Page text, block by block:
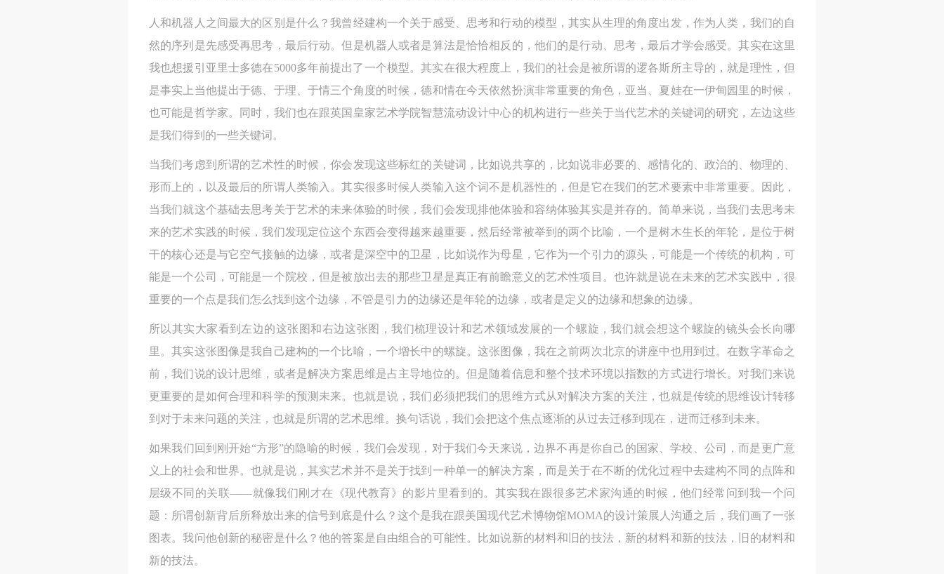
人和机器人之间最大的区别是什么？我曾经建构一个关于感受、思考和行动的模型，其实从生理的角度出发，作为人类，我们的自
然的序列是先感受再思考，最后行动。但是机器人或者是算法是恰恰相反的，他们的是行动、思考，最后才学会感受。其实在这里
我也想援引亚里士多德在5000多年前提出了一个模型。其实在很大程度上，我们的社会是被所谓的逻各斯所主导的，就是理性，但
是事实上当他提出于德、于理、于情三个角度的时候，德和情在今天依然扮演非常重要的角色，亚当、夏娃在一伊甸园里的时候，
也可能是哲学家。同时，我们也在跟英国皇家艺术学院智慧流动设计中心的机构进行一些关于当代艺术的关键词的研究，左边这些
是我们得到的一些关键词。
当我们考虑到所谓的艺术性的时候，你会发现这些标红的关键词，比如说共享的，比如说非必要的、感情化的、政治的、物理的、
形而上的，以及最后的所谓人类输入。其实很多时候人类输入这个词不是机器性的，但是它在我们的艺术要素中非常重要。因此，
当我们就这个基础去思考关于艺术的未来体验的时候，我们会发现排他体验和容纳体验其实是并存的。简单来说，当我们去思考未
来的艺术实践的时候，我们发现定位这个东西会变得越来越重要，然后经常被举到的两个比喻，一个是树木生长的年轮，是位于树
干的核心还是与它空气接触的边缘，或者是深空中的卫星，比如说作为母星，它作为一个引力的源头，可能是一个传统的机构，可
能是一个公司，可能是一个院校，但是被放出去的那些卫星是真正有前瞻意义的艺术性项目。也许就是说在未来的艺术实践中，很
重要的一个点是我们怎么找到这个边缘，不管是引力的边缘还是年轮的边缘，或者是定义的边缘和想象的边缘。
所以其实大家看到左边的这张图和右边这张图，我们梳理设计和艺术领域发展的一个螺旋，我们就会想这个螺旋的镜头会长向哪
里。其实这张图像是我自己建构的一个比喻，一个增长中的螺旋。这张图像，我在之前两次北京的讲座中也用到过。在数字革命之
前，我们说的设计思维，或者是解决方案思维是占主导地位的。但是随着信息和整个技术环境以指数的方式进行增长。对我们来说
更重要的是如何合理和科学的预测未来。也就是说，我们必须把我们的思维方式从对解决方案的关注，也就是传统的思维设计转移
到对于未来问题的关注，也就是所谓的艺术思维。换句话说，我们会把这个焦点逐渐的从过去迁移到现在，进而迁移到未来。
如果我们回到刚开始“方形”的隐喻的时候，我们会发现，对于我们今天来说，边界不再是你自己的国家、学校、公司，而是更广意
义上的社会和世界。也就是说，其实艺术并不是关于找到一种单一的解决方案，而是关于在不断的优化过程中去建构不同的点阵和
层级不同的关联——就像我们刚才在《现代教育》的影片里看到的。其实我在跟很多艺术家沟通的时候，他们经常问到我一个问
题：所谓创新背后所释放出来的信号到底是什么？这个是我在跟美国现代艺术博物馆MOMA的设计策展人沟通之后，我们画了一张
图表。我问他创新的秘密是什么？他的答案是自由组合的可能性。比如说新的材料和旧的技法，新的材料和新的技法，旧的材料和
新的技法。
安全保险。活动中一旦出现事故，活动中任何非事故当事人及美术馆将不承
担人身事故的任何责任，但有互相援助的义务。参加活动的成员应当积极主
动的组织实施救援工作，但对事故本身不承担任何法律责任和经济责任。参
加本次活动者的人身安全不负有民事及相关连带责任。
第五条
何非事故当事人及美术馆将不承担相应的责任与损失，应由参与活动者根据
相应的法律条文、组织规定进行协商和赔偿。并追究相应的法律责任和经济
责任。
第六条
参与活动者在参与活动时应当在美术馆工作人员及活动导师、教师指导下进
行，并正确的使用活动中所涉及到的绘画工具、创作材料及配套设备、设
施，若参与者因个人原因在使用相应绘画工具、创作材料及配套设备、设施
造成个人受伤、伤害他人及造成相应工具、材料、设备或设施的故障或损
根据《中华人民共和国广告法》、《中华人民共和国民法通则》以及 最高人
民法院关于贯彻执行 《中华人民共和国民法通则》若干问题的意见（试行）>
的有关规定，为明确肖像许可方（甲方）和使用方（乙方）的权利义务关
系，经双方友好协商，甲乙双方就带有甲方肖像的作品的使用达成如下一致
协议：
一、 一般约定
安全保险。活动中一旦出现事故，活动中任何非事故当事人及美术馆将不承
担人身事故的任何责任，但有互相援助的义务。参加活动的成员应当积极主
动的组织实施救援工作，但对事故本身不承担任何法律责任和经济责任。参
加本次活动者的人身安全不负有民事及相关连带责任。
第五条
何非事故当事人及美术馆将不承担相应的责任与损失，应由参与活动者根据
相应的法律条文、组织规定进行协商和赔偿。并追究相应的法律责任和经济
责任。
第六条
参与活动者在参与活动时应当在美术馆工作人员及活动导师、教师指导下进
行，并正确的使用活动中所涉及到的绘画工具、创作材料及配套设备、设
施，若参与者因个人原因在使用相应绘画工具、创作材料及配套设备、设施
造成个人受伤、伤害他人及造成相应工具、材料、设备或设施的故障或损
根据《中华人民共和国广告法》、《中华人民共和国民法通则》以及 最高人
民法院关于贯彻执行 《中华人民共和国民法通则》若干问题的意见（试行）>
的有关规定，为明确肖像许可方（甲方）和使用方（乙方）的权利义务关
系，经双方友好协商，甲乙双方就带有甲方肖像的作品的使用达成如下一致
协议：
一、 一般约定
安全保险。活动中一旦出现事故，活动中任何非事故当事人及美术馆将不承
担人身事故的任何责任，但有互相援助的义务。参加活动的成员应当积极主
动的组织实施救援工作，但对事故本身不承担任何法律责任和经济责任。参
加本次活动者的人身安全不负有民事及相关连带责任。
第五条
何非事故当事人及美术馆将不承担相应的责任与损失，应由参与活动者根据
相应的法律条文、组织规定进行协商和赔偿。并追究相应的法律责任和经济
责任。
第六条
参与活动者在参与活动时应当在美术馆工作人员及活动导师、教师指导下进
行，并正确的使用活动中所涉及到的绘画工具、创作材料及配套设备、设
施，若参与者因个人原因在使用相应绘画工具、创作材料及配套设备、设施
造成个人受伤、伤害他人及造成相应工具、材料、设备或设施的故障或损
根据《中华人民共和国广告法》、《中华人民共和国民法通则》以及 最高人
民法院关于贯彻执行 《中华人民共和国民法通则》若干问题的意见（试行）>
的有关规定，为明确肖像许可方（甲方）和使用方（乙方）的权利义务关
系，经双方友好协商，甲乙双方就带有甲方肖像的作品的使用达成如下一致
协议：
一、 一般约定